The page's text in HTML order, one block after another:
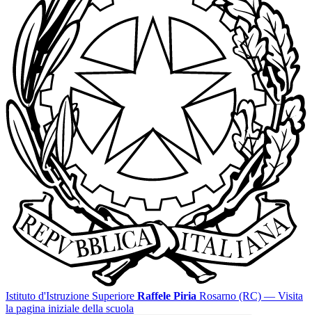
Istituto d'Istruzione Superiore Raffele Piria Rosarno (RC) — Visita
la pagina iniziale della scuola